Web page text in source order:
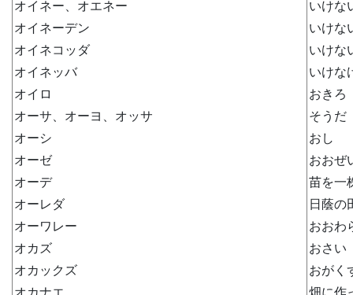
オイネー、オエネー
いけな
オイネーデン
いけな
オイネコッダ
いけな
オイネッバ
いけな
オイロ
おきろ
オーサ、オーヨ、オッサ
そうだ
オーシ
おし
オーゼ
おおぜ
オーデ
苗を一
オーレダ
日蔭の
オーワレー
おおわ
オカズ
おさい
オカックズ
おがく
オカナエ
畑に作